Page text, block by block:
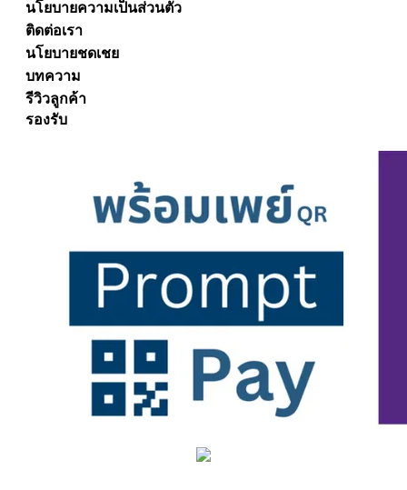
นโยบายความเป็นส่วนตัว
ติดต่อเรา
นโยบายชดเชย
บทความ
รีวิวลูกค้า
รองรับ